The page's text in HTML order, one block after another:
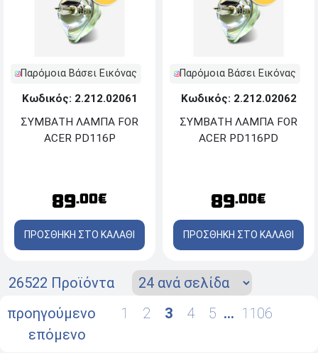
Παρόμοια Βάσει Εικόνας
Κωδικός: 2.212.02061
ΣΥΜΒΑΤΗ ΛΑΜΠΑ FOR
ACER PD116P
89.00€
ΠΡΟΣΘΗΚΗ ΣΤΟ ΚΑΛΑΘΙ
Παρόμοια Βάσει Εικόνας
Κωδικός: 2.212.02062
ΣΥΜΒΑΤΗ ΛΑΜΠΑ FOR
ACER PD116PD
89.00€
ΠΡΟΣΘΗΚΗ ΣΤΟ ΚΑΛΑΘΙ
26522 Προϊόντα
προηγούμενο
1 2 3 4 5 … 1106
επόμενο